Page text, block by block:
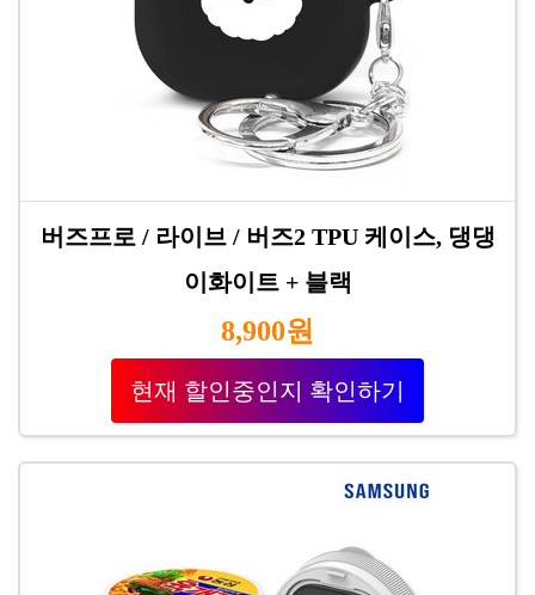
버즈프로 / 라이브 / 버즈2 TPU 케이스, 댕댕
이화이트 + 블랙
8,900원
현재 할인중인지 확인하기